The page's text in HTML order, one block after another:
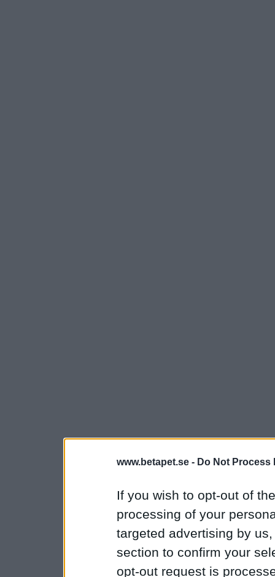
www.betapet.se - Do Not Process
If you wish to opt-out of
processing of your
targeted advertising by
section to confirm your
opt-out request is